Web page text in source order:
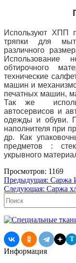
Используют ХПП
тряпки для
различного
Использование
обтирочного
технические
машин и
печатных машин,
Так же
автосервисов и
одежды и обуви.
наполнителя при
др. Как
предметов :
укрывного
Просмотров: 1169
Навигация
по
записям
Предыдущая: Саржа
Следующая: Cаржа
Поиск
T
Информация